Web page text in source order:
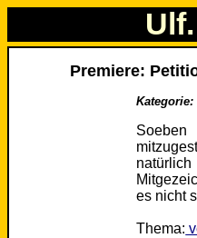
Premiere:
Kategorie:
es nicht
Thema: